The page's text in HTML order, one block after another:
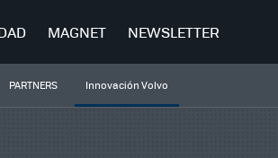
MAGNET NEWSLETTER
PARTNERS Innovación Volvo